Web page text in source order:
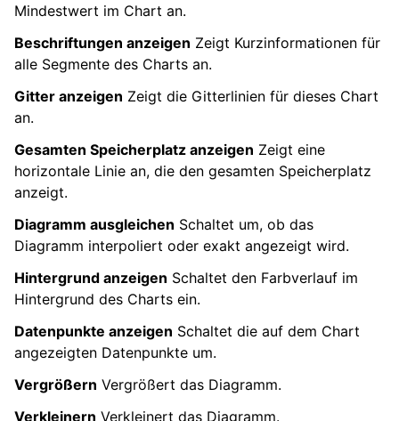
Mindestwert im Chart an.
Beschriftungen anzeigen Zeigt Kurzinformationen für
alle Segmente des Charts an.
Gitter anzeigen Zeigt die Gitterlinien für dieses Chart
an.
Gesamten Speicherplatz anzeigen Zeigt eine
horizontale Linie an, die den gesamten Speicherplatz
anzeigt.
Diagramm ausgleichen Schaltet um, ob das
Diagramm interpoliert oder exakt angezeigt wird.
Hintergrund anzeigen Schaltet den Farbverlauf im
Hintergrund des Charts ein.
Datenpunkte anzeigen Schaltet die auf dem Chart
angezeigten Datenpunkte um.
Vergrößern Vergrößert das Diagramm.
Verkleinern Verkleinert das Diagramm.